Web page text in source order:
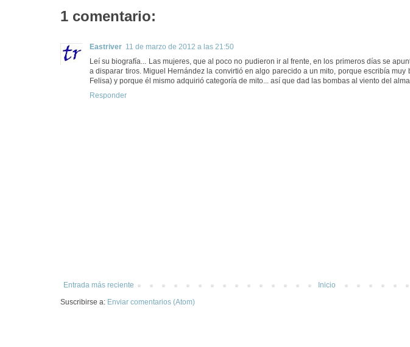
1 comentario:
Eastriver 11 de marzo de 2012 a las 21:50
Leí su biografía... Las mujeres, que al poco no pudieron ir al frente, en los primeros días se
a disparar tiros. Miguel Hernández la convirtió en algo parecido a un mito, porque escribía
Felisa) y porque él mismo adquirió categoría de mito... así que dad las bombas al viento del alma
Responder
Entrada más reciente
Inicio
Suscribirse a: Enviar comentarios (Atom)